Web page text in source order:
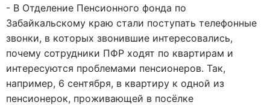
- В Отделение Пенсионного фонда по
Забайкальскому краю стали поступать телефонные
звонки, в которых звонившие интересовались,
почему сотрудники ПФР ходят по квартирам и
интересуются проблемами пенсионеров. Так,
например, 6 сентября, в квартиру к одной из
пенсионерок, проживающей в посёлке